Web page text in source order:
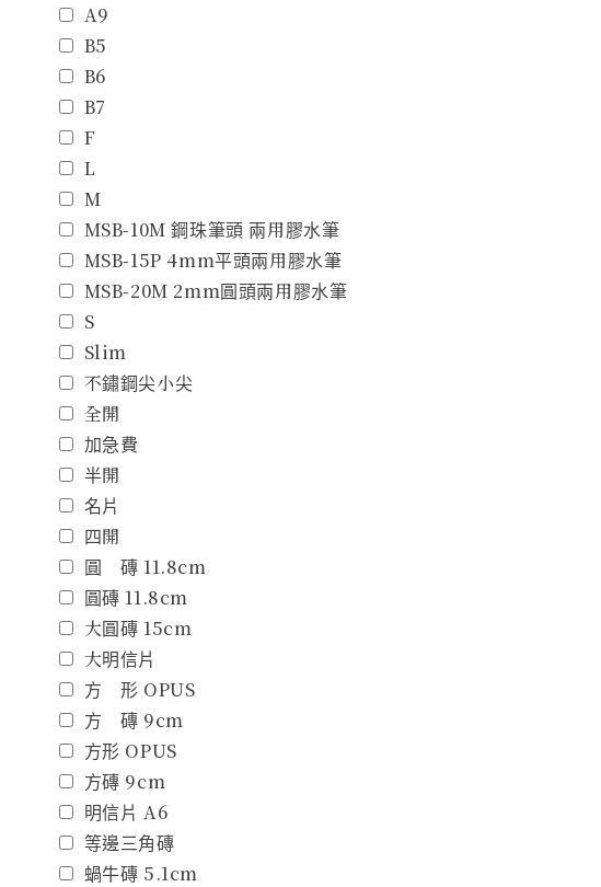
A9
B5
B6
B7
F
L
M
MSB-10M 鋼珠筆頭 兩用膠水筆
MSB-15P 4mm平頭兩用膠水筆
MSB-20M 2mm圓頭兩用膠水筆
S
Slim
不鏽鋼尖小尖
全開
加急費
半開
名片
四開
圓 磚 11.8cm
圓磚 11.8cm
大圓磚 15cm
大明信片
方 形 OPUS
方 磚 9cm
方形 OPUS
方磚 9cm
明信片 A6
等邊三角磚
蝸牛磚 5.1cm